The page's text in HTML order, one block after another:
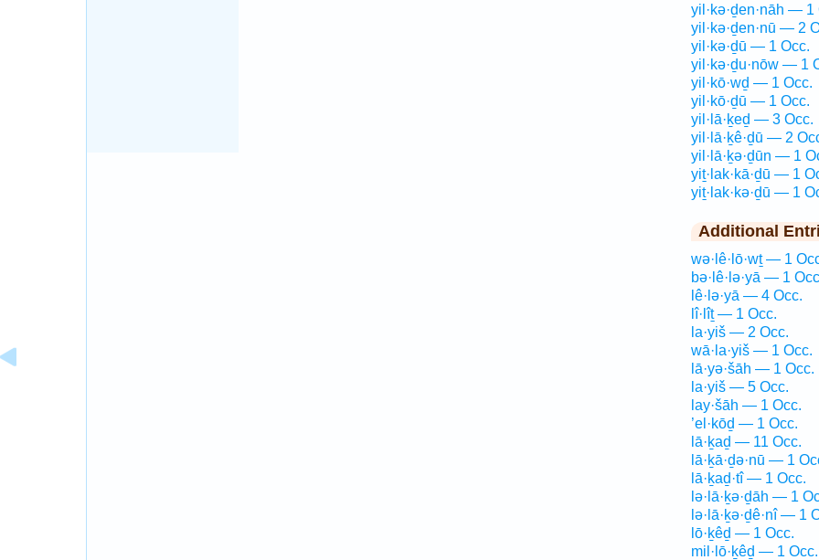
yil·kə·ḏen·nāh — 1
yil·kə·ḏen·nū — 2
yil·kə·ḏū — 1 Occ.
yil·kə·ḏu·nōw — 1
yil·kō·wḏ — 1 Occ.
yil·kō·ḏū — 1 Occ.
yil·lā·ḵeḏ — 3 Occ.
yil·lā·ḵê·ḏū — 2
yil·lā·ḵə·ḏūn — 1
yiṯ·lak·kā·ḏū — 1
yiṯ·lak·kə·ḏū — 1
Additional
wə·lê·lō·wṯ — 1
bə·lê·lə·yā — 1
lê·lə·yā — 4 Occ.
lî·lîṯ — 1 Occ.
la·yiš — 2 Occ.
wā·la·yiš — 1 Occ.
lā·yə·šāh — 1 Occ.
la·yiš — 5 Occ.
lay·šāh — 1 Occ.
’el·kōḏ — 1 Occ.
lā·ḵaḏ — 11 Occ.
lā·ḵā·ḏə·nū — 1
lā·ḵaḏ·tî — 1 Occ.
lə·lā·ḵə·ḏāh — 1
lə·lā·ḵə·ḏê·nî — 1
lō·ḵêḏ — 1 Occ.
mil·lō·ḵêḏ — 1 Occ.